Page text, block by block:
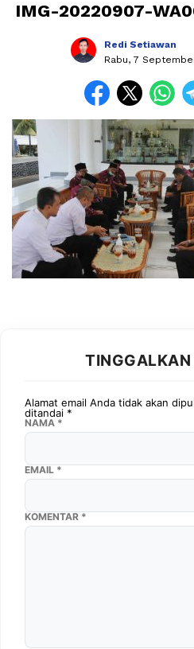
IMG-20220907-
Redi Setiawan
Rabu, 7
Alamat email Anda tidak akan
ditandai *
KOMENTAR *
NAMA *
EMAIL *